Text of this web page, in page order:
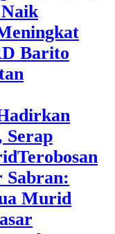
Barito
Serap
‎Terobosan
Sabran:
Murid